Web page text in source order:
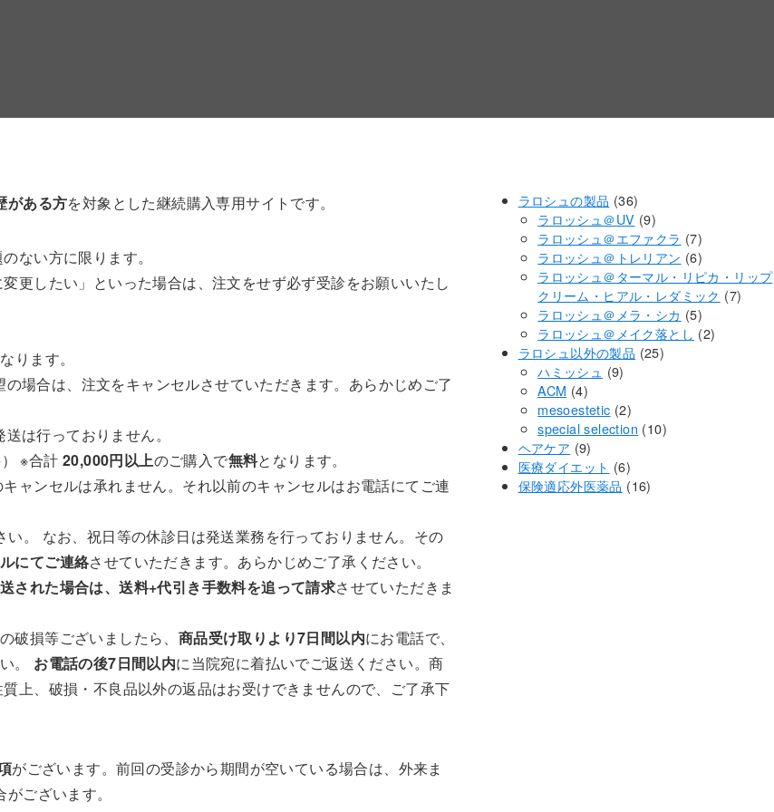
がある方を対象とした継続購入専用サイトです。
ない方に限ります。
更したい」といった場合は、注文をせず必ず受診をお願いいたし
ります。
場合は、注文をキャンセルさせていただきます。あらかじめご了
は行っておりません。
） ※合計20,000円以上のご購入で無料となります。
ャンセルは承れません。それ以前のキャンセルはお電話にてご連
い。 なお、祝日等の休診日は発送業務を行っておりません。その
にてご連絡させていただきます。あらかじめご了承ください。
された場合は、送料+代引き手数料を追って請求させていただきま
破損等ございましたら、 商品受け取りより7日間以内にお電話で、
。 お電話の後7日間以内に当院宛に着払いでご返送ください。商
上、破損・不良品以外の返品はお受けできませんので、ご了承下
がございます。前回の受診から期間が空いている場合は、外来ま
ございます。
ラロシュの製品 3636
個
の
商
品
ラロッシュ＠UV 99
個
の
商
品
ラロッシュ＠エファクラ 77
個
の
商
品
ラロッシュ＠トレリアン 66
個
の
商
品
ラロッシュ＠ターマル・リピカ・リップ
クリーム・ヒアル・レダミック
77
ラロッシュ＠メラ・シカ 55
個
ラロッシュ＠メイク落とし 22
ラロシュ以外の製品 2525
品
ハミッシュ 99
の
商
ACM 44
個
の
商
品
mesoestetic 22
個
商
品
special selection 1010
ヘアケア 99
個
の
医療ダイエット 66
個
保険適応外医薬品 1616